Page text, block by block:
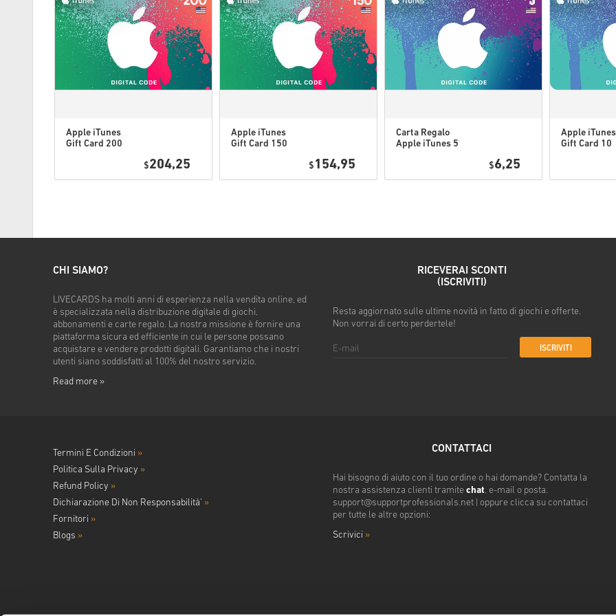
Guarda la guida rapida
Per alcuni prodotti è
Apple iTunes
Gift Card 200
$204,25
Apple iTunes
Gift Card 150
$ 154,95
Carta Regalo
Apple iTunes 5
$6,25
Apple iTunes
Gift Card 10
CHI SIAMO?
LIVECARDS ha molti anni di esperienza nella vendita online, ed
è specializzata nella distribuzione digitale di giochi,
abbonamenti e carte regalo. La nostra missione è fornire una
piattaforma sicura ed efficiente in cui le persone possano
acquistare e vendere prodotti digitali. Garantiamo che i nostri
utenti siano soddisfatti al 100% del nostro servizio.
Read more »
RICEVERAI SCONTI
(ISCRIVITI)
Resta aggiornato sulle ultime novità in fatto di giochi e offerte.
Non vorrai di certo perdertele!
ISCRIVITI
Termini E Condizioni »
Politica Sulla Privacy »
Refund Policy »
Dichiarazione Di Non Responsabilità' »
Fornitori »
Blogs »
CONTATTACI
Hai bisogno di aiuto con il tuo ordine o hai domande? Contatta la
nostra assistenza clienti tramite chat, e-mail o posta.
support@supportprofessionals.net| oppure clicca su contattaci
per tutte le altre opzioni:
Scrivici »